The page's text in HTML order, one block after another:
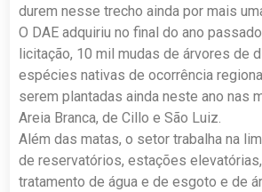
durem nesse trecho ainda por mais
O DAE adquiriu no final do ano
licitação, 10 mil mudas de árvores de
espécies nativas de ocorrência
serem plantadas ainda neste ano nas
Areia Branca, de Cillo e São Luiz.
Além das matas, o setor trabalha na
de reservatórios, estações
tratamento de água e de esgoto e de